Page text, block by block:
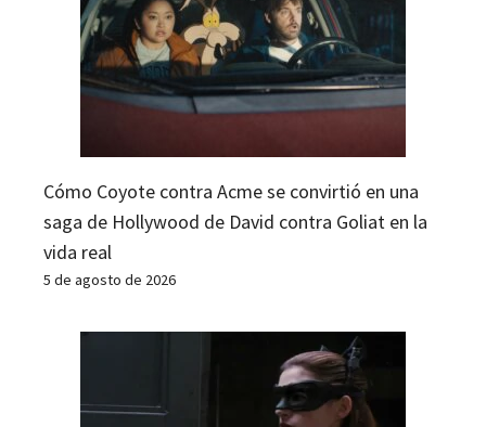
Cómo Coyote contra Acme se convirtió en una
saga de Hollywood de David contra Goliat en la
vida real
5 de agosto de 2026